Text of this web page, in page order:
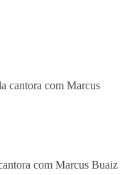
com Marcus Buaiz